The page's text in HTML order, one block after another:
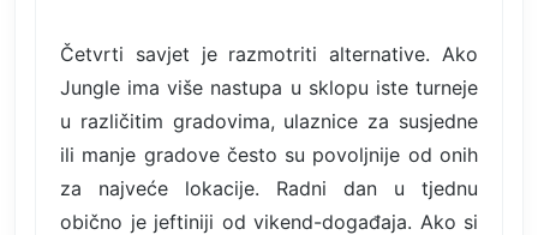
Četvrti savjet je razmotriti alternative. Ako
Jungle ima više nastupa u sklopu iste turneje
u različitim gradovima, ulaznice za susjedne
ili manje gradove često su povoljnije od onih
za najveće lokacije. Radni dan u tjednu
obično je jeftiniji od vikend-događaja. Ako si